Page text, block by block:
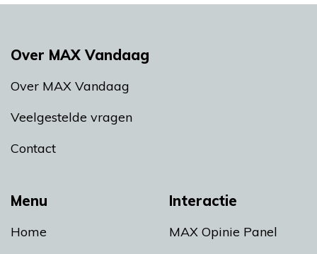
Menu
Home
Interactie
MAX Opinie Panel
Over MAX Vandaag
Over MAX Vandaag
Veelgestelde vragen
Contact